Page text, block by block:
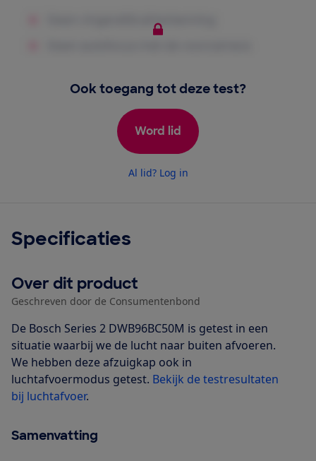
Ook toegang tot deze test?
Word lid
Al lid? Log in
Specificaties
Over dit product
Geschreven door de Consumentenbond
De Bosch Series 2 DWB96BC50M is getest in een
situatie waarbij we de lucht naar buiten afvoeren.
We hebben deze afzuigkap ook in
luchtafvoermodus getest. Bekijk de testresultaten
bij luchtafvoer.
Samenvatting